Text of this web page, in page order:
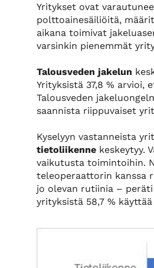
Yritykset ovat
polttoainesäiliöitä,
aikana toimivat
varsinkin pienemmät
Talousveden jakelun
Yrityksistä 37,8 % arvioi,
Talousveden
saannista riippuvaiset
Kyselyyn vastanneista
tietoliikenne keskeytyy.
vaikutusta toimintoihin.
teleoperaattorin kanssa
jo olevan rutiinia –
yrityksistä 58,7 %